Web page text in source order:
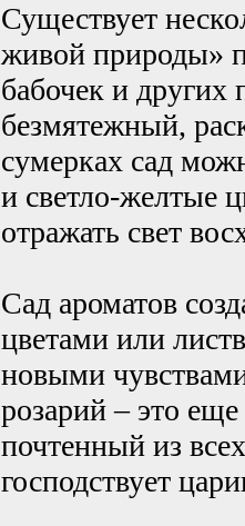
Существует
живой природы»
бабочек и
безмятежный,
сумерках сад
и светло-желтые
отражать свет
Сад ароматов
цветами или
новыми
розарий – это
почтенный из
господствует